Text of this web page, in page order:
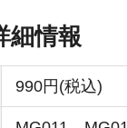
細情報
990円(税込)